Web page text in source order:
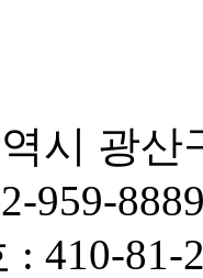
시 광
959-
: 410-